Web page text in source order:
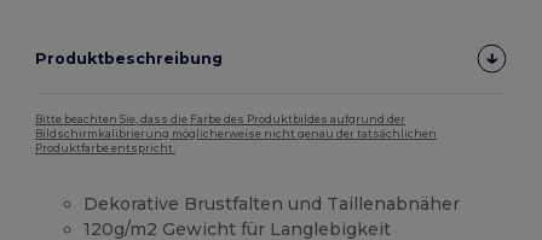
Produktbeschreibung
Bitte beachten Sie, dass die Farbe des Produktbildes aufgrund der
Bildschirmkalibrierung möglicherweise nicht genau der tatsächlichen
Produktfarbe entspricht.
Dekorative Brustfalten und Taillenabnäher
120g/m2 Gewicht für Langlebigkeit